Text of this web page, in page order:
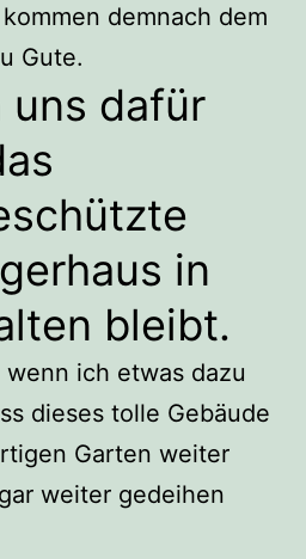
demnach dem
Gute.
uns dafür
in
bleibt.
ich etwas dazu
dieses tolle Gebäude
Garten weiter
weiter gedeihen